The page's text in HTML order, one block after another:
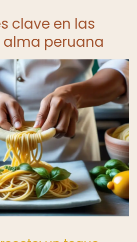
clave en las
peruana